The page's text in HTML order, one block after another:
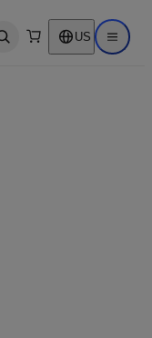
Open search US Open